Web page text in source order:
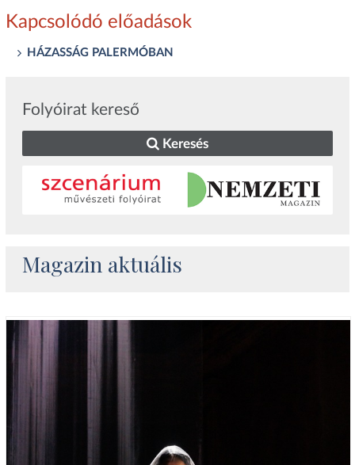
Kapcsolódó előadások
HÁZASSÁG PALERMÓBAN
Folyóirat kereső
Keresés
Magazin aktuális